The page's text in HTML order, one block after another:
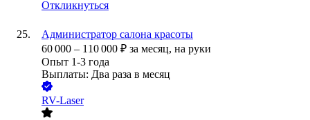
Откликнуться
Администратор салона красоты
60 000 – 110 000 ₽ за месяц, на руки
Опыт 1-3 года
Выплаты: Два раза в месяц
RV-Laser